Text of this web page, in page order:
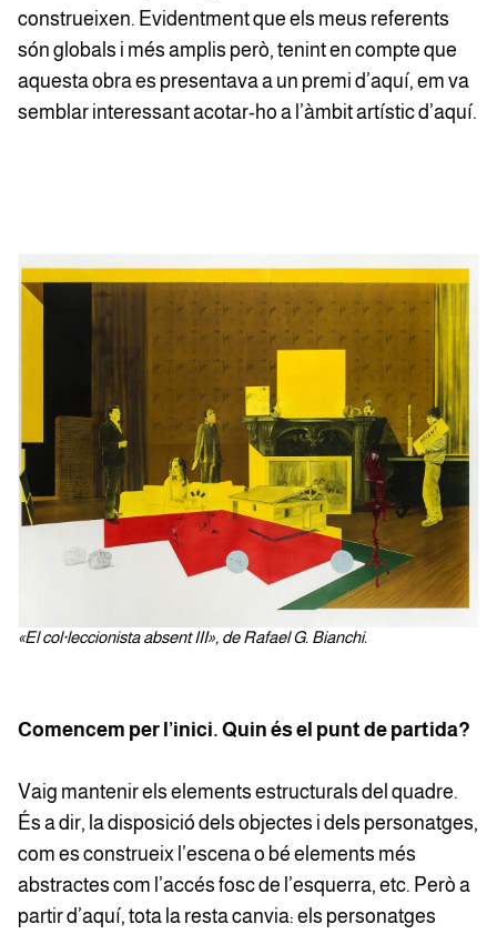
construeixen. Evidentment que els meus referents
són globals i més amplis però, tenint en compte que
aquesta obra es presentava a un premi d’aquí, em va
semblar interessant acotar-ho a l’àmbit artístic d’aquí.
«El col·leccionista absent III», de Rafael G. Bianchi.
Comencem per l’inici. Quin és el punt de partida?
Vaig mantenir els elements estructurals del quadre.
És a dir, la disposició dels objectes i dels personatges,
com es construeix l’escena o bé elements més
abstractes com l’accés fosc de l’esquerra, etc. Però a
partir d’aquí, tota la resta canvia: els personatges